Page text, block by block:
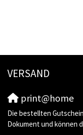
VERSAND
print@home
Die bestellten
Dokument und können